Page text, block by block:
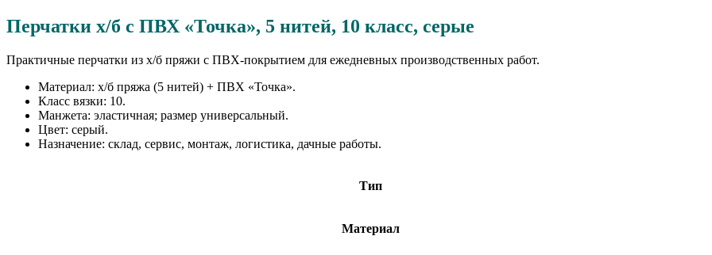
Перчатки х/б с ПВХ «Точка», 5 нитей, 10 класс, серые
Практичные перчатки из х/б пряжи с ПВХ-покрытием для ежедневных производственных работ.
Материал: х/б пряжа (5 нитей) + ПВХ «Точка».
Класс вязки: 10.
Манжета: эластичная; размер универсальный.
Цвет: серый.
Назначение: склад, сервис, монтаж, логистика, дачные работы.
Тип
Материал